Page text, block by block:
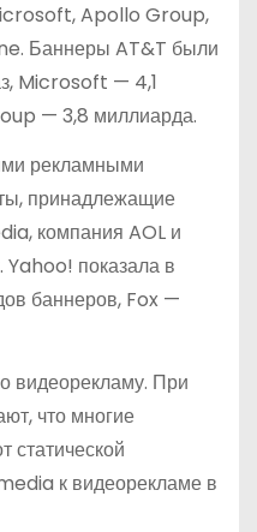
Apollo Group,
Баннеры AT&T были
Microsoft — 4,1
— 3,8 миллиарда.
рекламными
принадлежащие
компания AOL и
показала в
баннеров, Fox —
видеорекламу. При
что многие
статической
к видеорекламе в